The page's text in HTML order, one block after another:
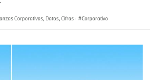
Corporativas, Datos, Cifras · Corporativo